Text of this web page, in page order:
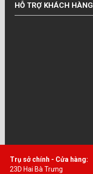
HỖ TRỢ KHÁCH HÀNG
Trụ sở chính - Cửa hàng:
23D Hai Bà Trưng